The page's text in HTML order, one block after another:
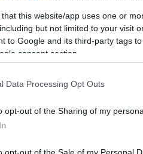
that this website/app uses one or
but not limited to your visit
to Google and its third-party tags
consent section.
Data Processing Opt Outs
opt-out of the Sharing of my
opt-out of the Sale of my Personal
krémeket közvetlenül
enyhén nedves. Ez a
hogy a krém mélyebb
csökkenti a hatékonyságot,
megfelelő termék mellett teszed
illeszkedik a bőrtípusodhoz,
száraz a bőröd, akkor keress